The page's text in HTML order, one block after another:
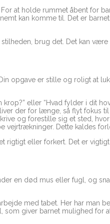
at holde rummet åbent for
kan komme til. Det er
brug det. Det kan
opgave er stille og roligt at
eller “Hvad fylder i dit
der for længe, så flyt fokus
og forestille sig et sted,
vejrtrækninger. Dette kaldes
eller forkert. Det er
en død mus eller fugl, og
med tabet. Her har man
giver barnet mulighed for